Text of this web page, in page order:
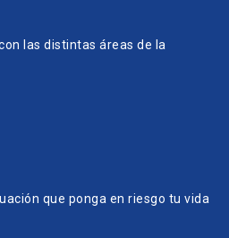
las distintas áreas de la
que ponga en riesgo tu vida